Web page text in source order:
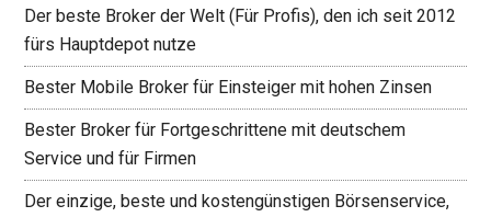
Der beste Broker der Welt (Für Profis), den ich seit 2012
fürs Hauptdepot nutze
Bester Mobile Broker für Einsteiger mit hohen Zinsen
Bester Broker für Fortgeschrittene mit deutschem
Service und für Firmen
Der einzige, beste und kostengünstigen Börsenservice,